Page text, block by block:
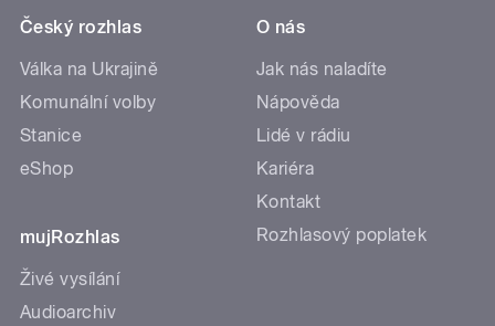
Český rozhlas
Válka na Ukrajině
Komunální volby
Stanice
eShop
mujRozhlas
Živé vysílání
Audioarchiv
O nás
Jak nás naladíte
Nápověda
Lidé v rádiu
Kariéra
Kontakt
Rozhlasový poplatek